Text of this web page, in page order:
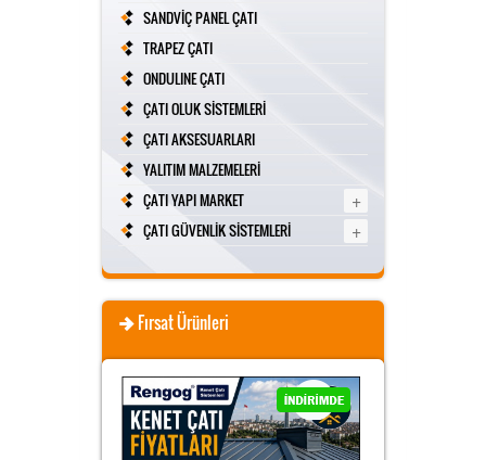
SANDVİÇ PANEL ÇATI
TRAPEZ ÇATI
ONDULINE ÇATI
ÇATI OLUK SİSTEMLERİ
ÇATI AKSESUARLARI
YALITIM MALZEMELERİ
ÇATI YAPI MARKET
+
ÇATI GÜVENLİK SİSTEMLERİ +
Fırsat Ürünleri